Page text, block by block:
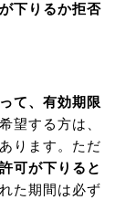
下りるか拒否
て、有効期限
望する方は、
ります。ただ
可が下りると
た期間は必ず